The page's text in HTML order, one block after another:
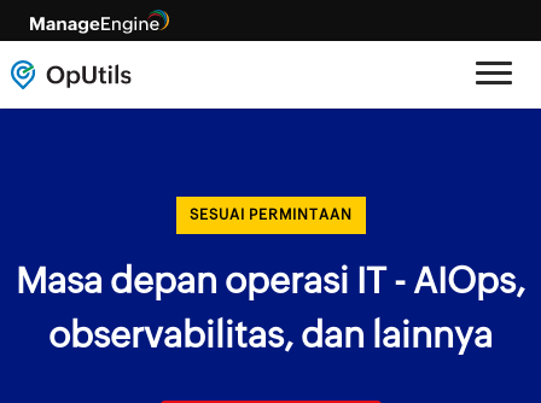
SESUAI PERMINTAAN
Masa depan operasi IT - AIOps,
observabilitas, dan lainnya